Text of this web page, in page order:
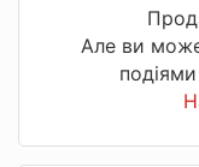
Але ви